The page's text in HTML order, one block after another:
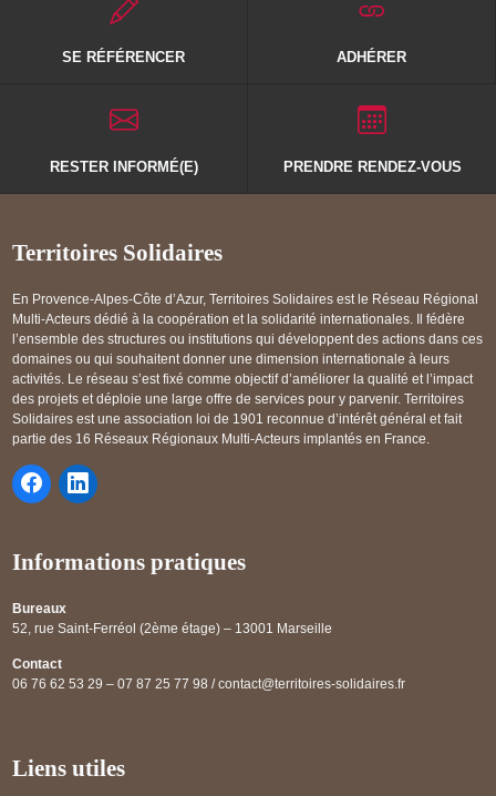
SE RÉFÉRENCER ADHÉRER
RESTER INFORMÉ(E) PRENDRE RENDEZ-VOUS
Territoires Solidaires
En Provence-Alpes-Côte d’Azur, Territoires Solidaires est le Réseau Régional
Multi-Acteurs dédié à la coopération et la solidarité internationales. Il fédère
l’ensemble des structures ou institutions qui développent des actions dans ces
domaines ou qui souhaitent donner une dimension internationale à leurs
activités. Le réseau s’est fixé comme objectif d’améliorer la qualité et l’impact
des projets et déploie une large offre de services pour y parvenir. Territoires
Solidaires est une association loi de 1901 reconnue d’intérêt général et fait
partie des 16 Réseaux Régionaux Multi-Acteurs implantés en France.
Informations pratiques
Bureaux
52, rue Saint-Ferréol (2ème étage) – 13001 Marseille
Contact
06 76 62 53 29 – 07 87 25 77 98 / contact@territoires-solidaires.fr
Liens utiles